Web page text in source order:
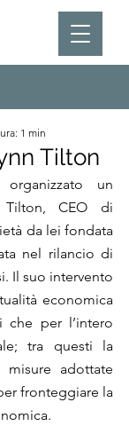
Tilton
1 min
un
CEO di
da lei fondata
nel rilancio di
Il suo intervento
economica
per l’intero
tra questi la
adottate
fronteggiare la